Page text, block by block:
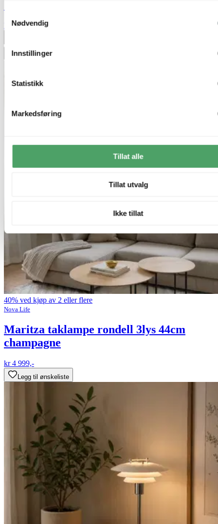
Samtykkevalg
Nødvendig
Innstillinger
Statistikk
Markedsføring
Tillat alle
Tillat utvalg
Ikke tillat
kr 1 999,-
Legg til ønskeliste
40% ved kjøp av 2 eller flere
Nova Life
Maritza taklampe rondell 3lys 44cm
champagne
kr 4 999,-
Legg til ønskeliste